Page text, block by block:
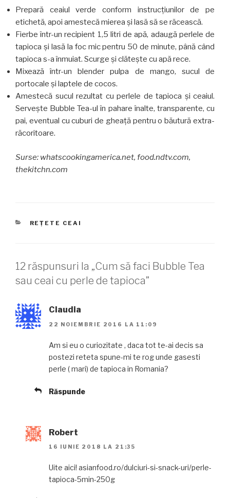
Prepară ceaiul verde conform instrucţiunilor de pe
etichetă, apoi amestecă mierea şi lasă să se răcească.
Fierbe într-un recipient 1,5 litri de apă, adaugă perlele de
tapioca şi lasă la foc mic pentru 50 de minute, până când
tapioca s-a înmuiat. Scurge şi clăteşte cu apă rece.
Mixează într-un blender pulpa de mango, sucul de
portocale şi laptele de cocos.
Amestecă sucul rezultat cu perlele de tapioca şi ceaiul.
Serveşte Bubble Tea-ul în pahare înalte, transparente, cu
pai, eventual cu cuburi de gheaţă pentru o băutură extra-
răcoritoare.
Surse: whatscookingamerica.net, food.ndtv.com,
thekitchn.com
CATEGORII
REȚETE CEAI
12 răspunsuri la „Cum să faci Bubble Tea
sau ceai cu perle de tapioca”
Claudia
22 NOIEMBRIE 2016 LA 11:09
Am si eu o curiozitate , daca tot te-ai decis sa
postezi reteta spune-mi te rog unde gasesti
perle ( mari) de tapioca in Romania?
Răspunde
Robert
16 IUNIE 2018 LA 21:35
Uite aici! asianfood.ro/dulciuri-si-snack-uri/perle-
tapioca-5min-250g